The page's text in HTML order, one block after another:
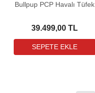
Bullpup PCP Havalı Tüfek
39.499,00 TL